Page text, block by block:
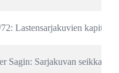
Lastensarjakuvien
Sagin: Sarjakuvan seikkailut